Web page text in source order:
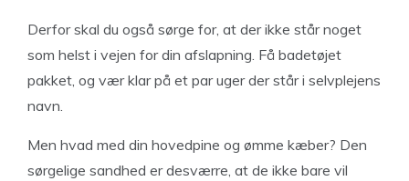
Derfor skal du også sørge for, at der ikke står noget
som helst i vejen for din afslapning. Få badetøjet
pakket, og vær klar på et par uger der står i selvplejens
navn.
Men hvad med din hovedpine og ømme kæber? Den
sørgelige sandhed er desværre, at de ikke bare vil